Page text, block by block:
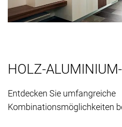
HOLZ-
Entdecken Sie umfangreiche
Kombinationsmöglichkeiten